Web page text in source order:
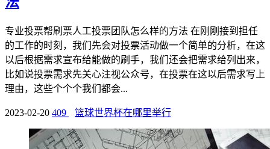
专业投票帮刷票人工投票团队怎么样的方法 在刚刚接到担任
的工作的时刻，我们先会对投票活动做一个简单的分析，在这
以后根据需求宣布给能做的刷手，我们还会把需求给列出来，
比如说投票需求先关心注视公众号，在投票在这以后需求写上
理由，这些个个个我们都会...
2023-02-20 409 篮球世界杯在哪里举行